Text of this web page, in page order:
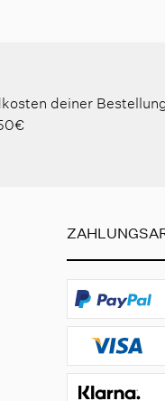
deiner